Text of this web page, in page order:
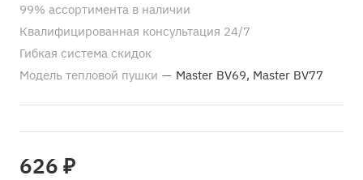
99% ассортимента в наличии
Квалифицированная консультация 24/7
Гибкая система скидок
Модель тепловой пушки — Master BV69, Master BV77
626 ₽